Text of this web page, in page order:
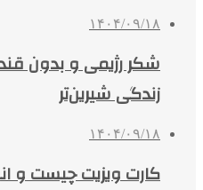
۱۴۰۴/۰۹/۱۸
شکر رژیمی و بدون
زندگی شیرین‌تر
۱۴۰۴/۰۹/۱۸
کارت ویزیت چیست و